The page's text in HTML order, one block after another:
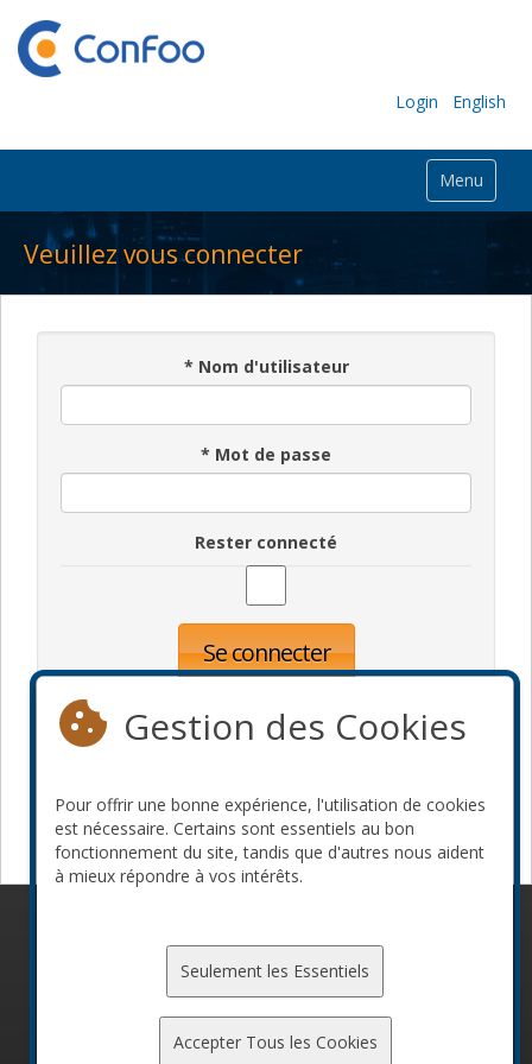
Login English
Menu
Veuillez vous connecter
* Nom d'utilisateur
* Mot de passe
Rester connecté
Se connecter
Devenir commanditaire
Gestion des Cookies
Pour offrir une bonne expérience, l'utilisation de cookies
est nécessaire. Certains sont essentiels au bon
fonctionnement du site, tandis que d'autres nous aident
à mieux répondre à vos intérêts.
Seulement les Essentiels
Accepter Tous les Cookies